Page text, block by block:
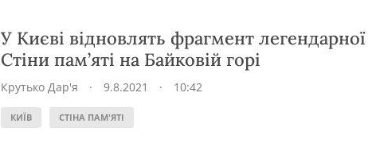
У Києві відновлять фрагмент легендарної
Стіни пам’яті на Байковій горі
Крутько Дар'я · 9.8.2021 · 10:42
КИЇВ СТІНА ПАМ'ЯТІ